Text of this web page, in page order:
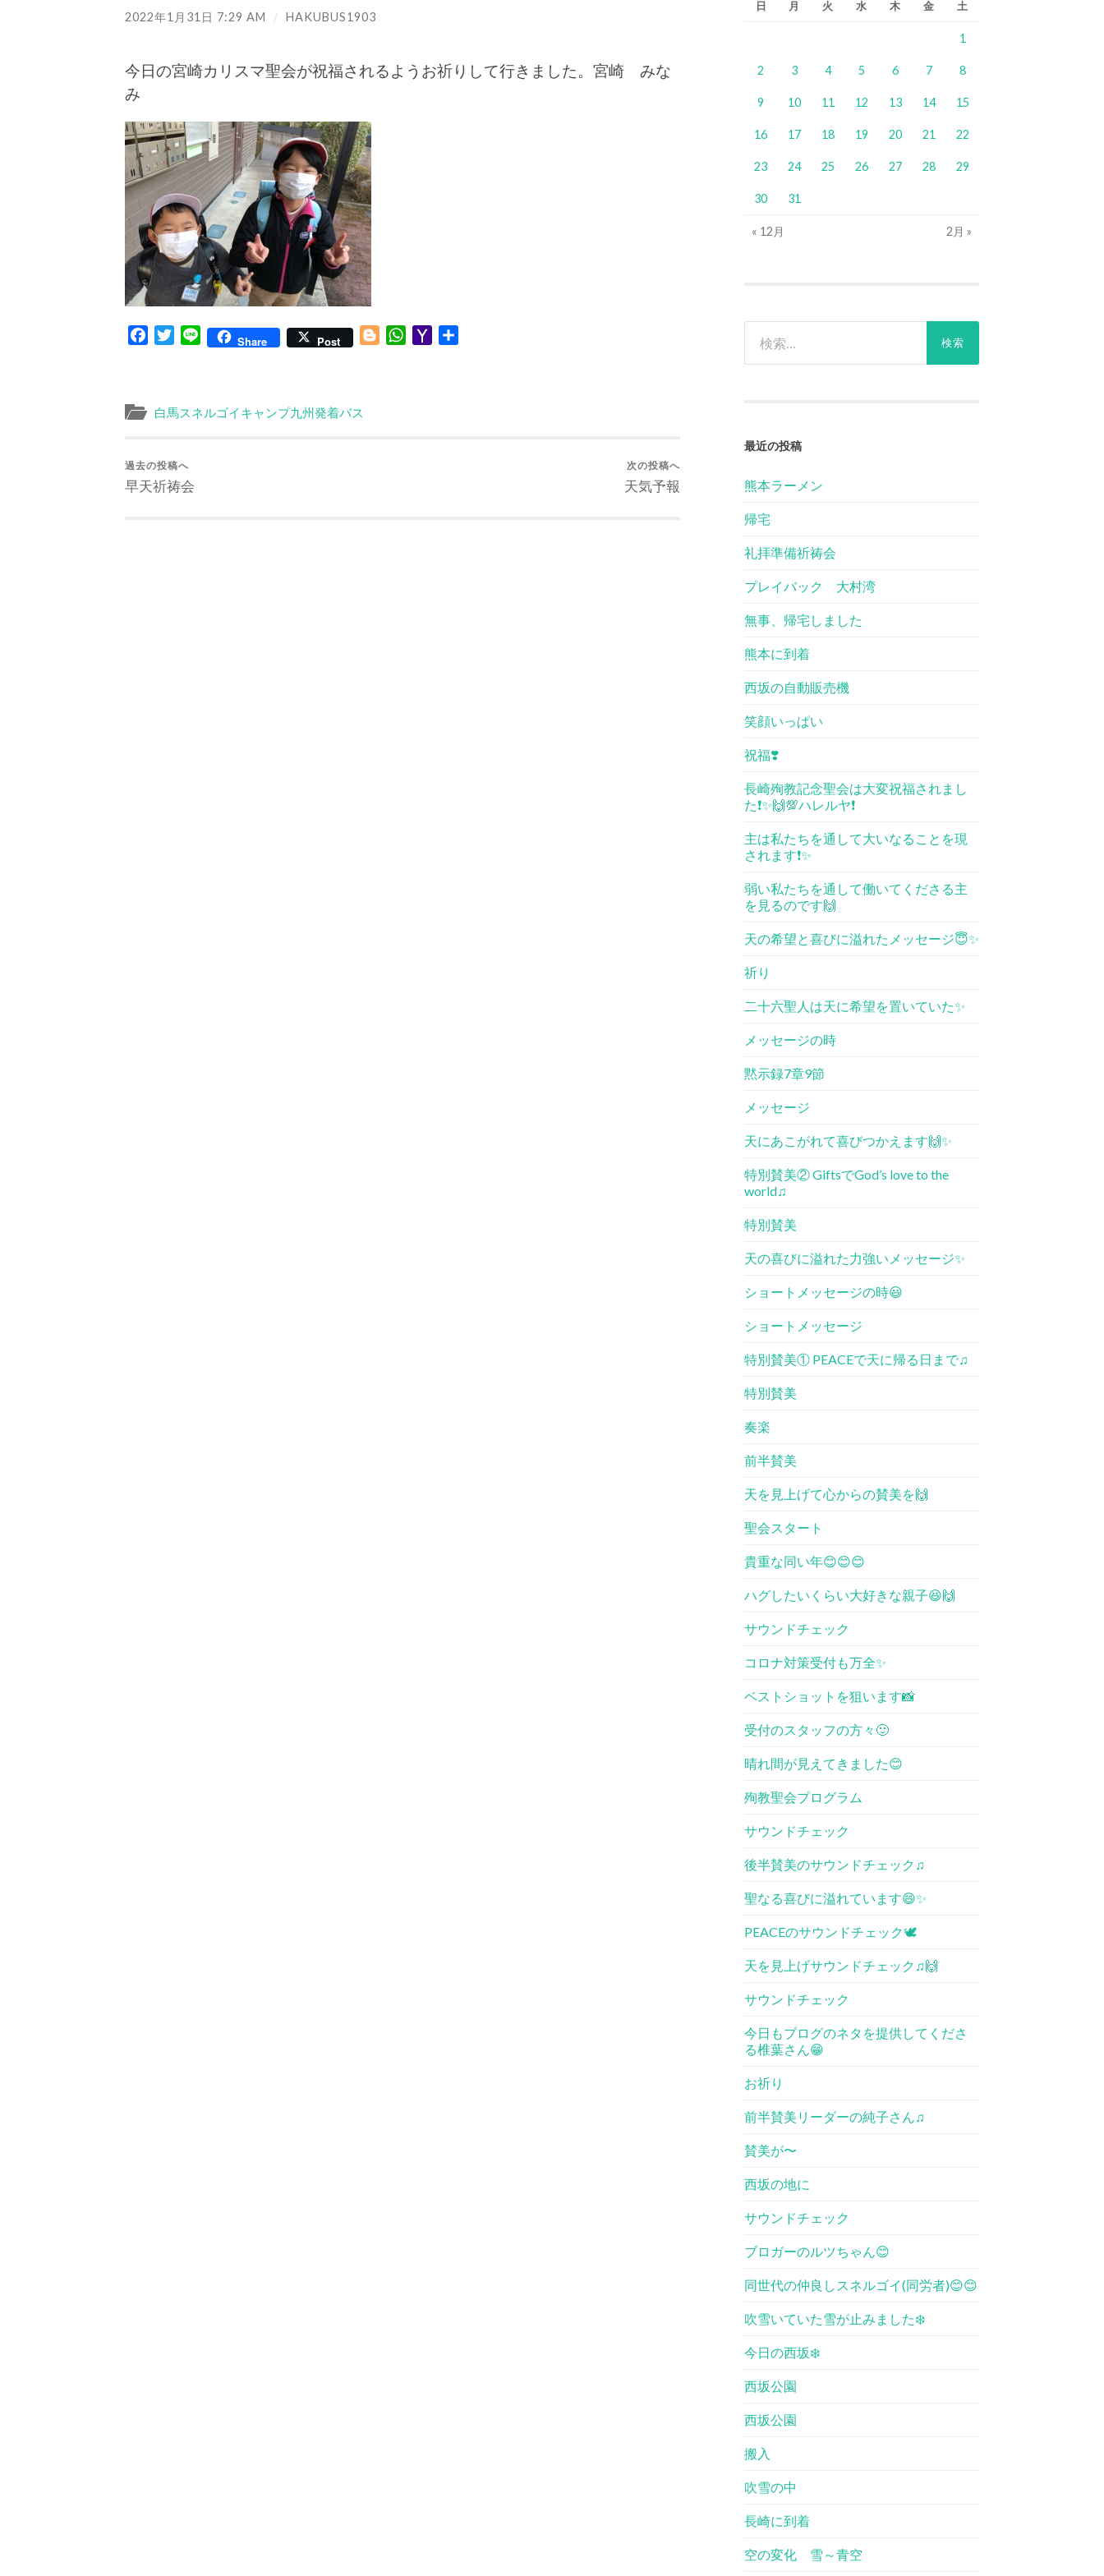
2022年1月31日 7:29 AM / HAKUBUS1903
今日の宮崎カリスマ聖会が祝福されるようお祈りして行きました。宮崎 みな
み
Facebook
TwitterLine Share Post BloggerWhatsApp
Yahoo
白馬スネルゴイキャンプ九州発着バス
過去の投稿へ
早天祈祷会
次の投稿へ
天気予報
日 月 火 水 木 金 土
1
2 3 4 5 6 7 8
9 10 11 12 13 14 15
16 17 18 19 20 21 22
23 24 25 26 27 28 29
30 31
« 12月 2月 »
最近の投稿
熊本ラーメン
帰宅
礼拝準備祈祷会
プレイバック 大村湾
無事、帰宅しました
熊本に到着
西坂の自動販売機
笑顔いっぱい
祝福❣️
長崎殉教記念聖会は大変祝福されまし
た❗️✨🙌💯ハレルヤ❗️
主は私たちを通して大いなることを現
されます❗️✨
弱い私たちを通して働いてくださる主
を見るのです🙌
天の希望と喜びに溢れたメッセージ😇✨
祈り
二十六聖人は天に希望を置いていた✨
メッセージの時
黙示録7章9節
メッセージ
天にあこがれて喜びつかえます🙌✨
特別賛美② GiftsでGod’s love to the
world♫
特別賛美
天の喜びに溢れた力強いメッセージ✨
ショートメッセージの時😃
ショートメッセージ
特別賛美① PEACE​で天に帰る日まで♫
特別賛美
奏楽
前半賛美
天を見上げて心からの賛美を🙌
聖会スタート
貴重な同い年😊😊😊
ハグしたいくらい大好きな親子😆🙌
サウンドチェック
コロナ対策受付も万全✨
ベストショットを狙います📸
受付のスタッフの方々🙂
晴れ間が見えてきました😊
殉教聖会プログラム
サウンドチェック
後半賛美のサウンドチェック♫
聖なる喜びに溢れています😄✨
PEACEのサウンドチェック🕊
天を見上げサウンドチェック♫🙌
サウンドチェック
今日もブログのネタを提供してくださ
る椎葉さん😁
お祈り
前半賛美リーダーの純子さん♫
賛美が〜
西坂の地に
サウンドチェック
ブロガーのルツちゃん😊
同世代の仲良しスネルゴイ(同労者)😊😊
吹雪いていた雪が止みました❄️
今日の西坂❄️
西坂公園
西坂公園
搬入
吹雪の中
長崎に到着
空の変化 雪～青空